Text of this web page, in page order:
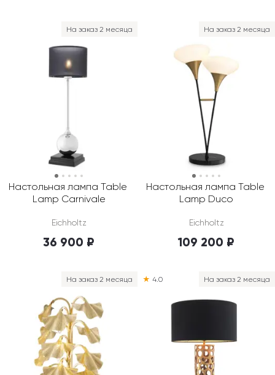
Настольная лампа Table
Lamp Carnivale
Eichholtz
36 900 ₽
На заказ 2 месяца
Настольная лампа Table
Lamp Duco
Eichholtz
109 200 ₽
На заказ 2 месяца
На заказ 2 месяца На заказ 2 месяца
★ 4.0